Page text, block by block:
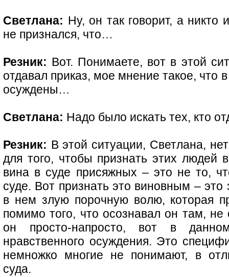
Светлана: Ну, он так говорит, а
не признался, что…
Резник: Вот. Понимаете, вот в этой
отдавал приказ, мое мнение такое, что
осуждены…
Светлана: Надо было искать тех, кто
Резник: В этой ситуации, Светлана,
для того, чтобы признать этих людей
вина в суде присяжных – это не то,
суде. Вот признать это виновным – это
в нем злую порочную волю, которая
помимо того, что осознавал он там, не
он просто-напросто, вот в
нравственного осуждения. Это
немножко многие не понимают, в
суда.